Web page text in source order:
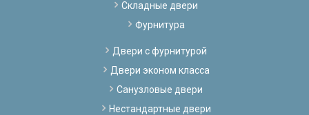
Складные двери
Фурнитура
Двери с фурнитурой
Двери эконом класса
Санузловые двери
Нестандартные двери